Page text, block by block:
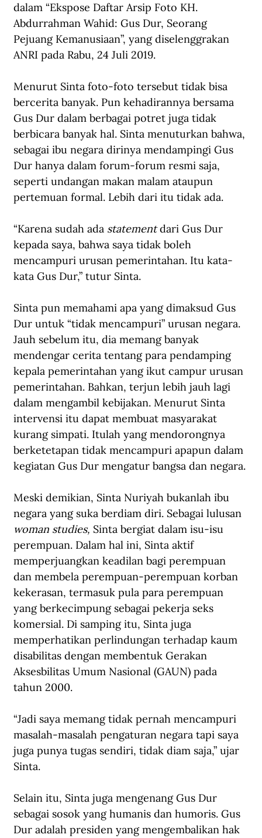
dalam “Ekspose Daftar Arsip Foto KH.
Abdurrahman Wahid: Gus Dur, Seorang
Pejuang Kemanusiaan”, yang diselenggrakan
ANRI pada Rabu, 24 Juli 2019.
Menurut Sinta foto-foto tersebut tidak bisa
bercerita banyak. Pun kehadirannya bersama
Gus Dur dalam berbagai potret juga tidak
berbicara banyak hal. Sinta menuturkan bahwa,
sebagai ibu negara dirinya mendampingi Gus
Dur hanya dalam forum-forum resmi saja,
seperti undangan makan malam ataupun
pertemuan formal. Lebih dari itu tidak ada.
“Karena sudah ada statement dari Gus Dur
kepada saya, bahwa saya tidak boleh
mencampuri urusan pemerintahan. Itu kata-
kata Gus Dur,” tutur Sinta.
Sinta pun memahami apa yang dimaksud Gus
Dur untuk “tidak mencampuri” urusan negara.
Jauh sebelum itu, dia memang banyak
mendengar cerita tentang para pendamping
kepala pemerintahan yang ikut campur urusan
pemerintahan. Bahkan, terjun lebih jauh lagi
dalam mengambil kebijakan. Menurut Sinta
intervensi itu dapat membuat masyarakat
kurang simpati. Itulah yang mendorongnya
berketetapan tidak mencampuri apapun dalam
kegiatan Gus Dur mengatur bangsa dan negara.
Meski demikian, Sinta Nuriyah bukanlah ibu
negara yang suka berdiam diri. Sebagai lulusan
woman studies, Sinta bergiat dalam isu-isu
perempuan. Dalam hal ini, Sinta aktif
memperjuangkan keadilan bagi perempuan
dan membela perempuan-perempuan korban
kekerasan, termasuk pula para perempuan
yang berkecimpung sebagai pekerja seks
komersial. Di samping itu, Sinta juga
memperhatikan perlindungan terhadap kaum
disabilitas dengan membentuk Gerakan
Aksesbilitas Umum Nasional (GAUN) pada
tahun 2000.
“Jadi saya memang tidak pernah mencampuri
masalah-masalah pengaturan negara tapi saya
juga punya tugas sendiri, tidak diam saja,” ujar
Sinta.
Selain itu, Sinta juga mengenang Gus Dur
sebagai sosok yang humanis dan humoris. Gus
Dur adalah presiden yang mengembalikan hak